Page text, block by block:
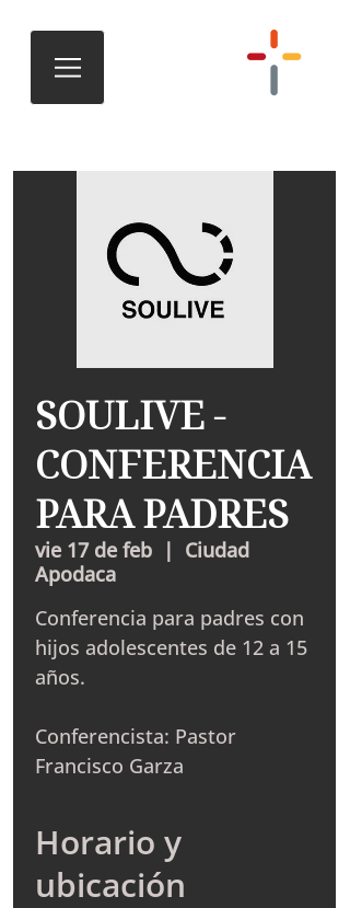
SOULIVE -
CONFERENCIA
PARA PADRES
vie 17 de feb
  |
Ciudad
Apodaca
Conferencia para padres con
hijos adolescentes de 12 a 15
años.
Conferencista: Pastor
Francisco Garza
Horario y
ubicación